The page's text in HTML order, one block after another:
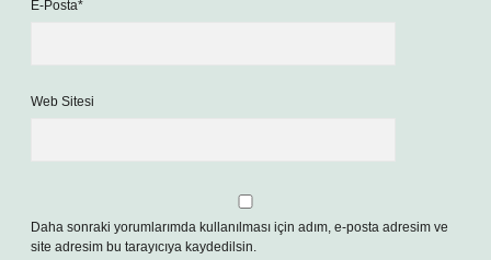
E-Posta*
Web Sitesi
Daha sonraki yorumlarımda kullanılması için adım, e-posta adresim ve
site adresim bu tarayıcıya kaydedilsin.